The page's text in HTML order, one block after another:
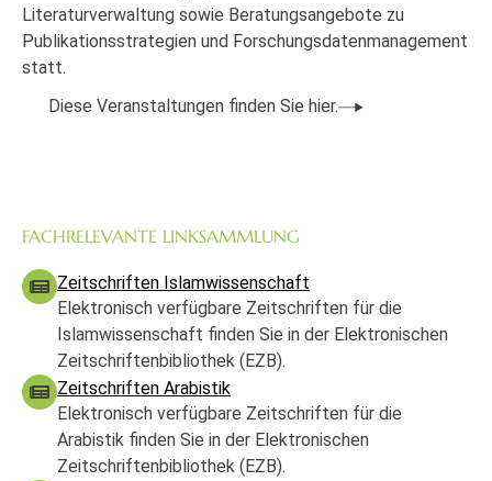
Literaturverwaltung sowie Beratungsangebote zu
Publikationsstrategien und Forschungsdatenmanagement
statt.
Diese Veranstaltungen finden Sie hier.
FACHRELEVANTE LINKSAMMLUNG
Zeitschriften Islamwissenschaft
Elektronisch verfügbare Zeitschriften für die
Islamwissenschaft finden Sie in der Elektronischen
Zeitschriftenbibliothek (EZB).
Zeitschriften Arabistik
Elektronisch verfügbare Zeitschriften für die
Arabistik finden Sie in der Elektronischen
Zeitschriftenbibliothek (EZB).